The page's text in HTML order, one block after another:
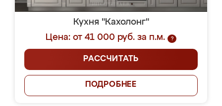
Кухня "Кахолонг"
Цена: от 41 000 руб. за п.м.
?
РАССЧИТАТЬ
ПОДРОБНЕЕ